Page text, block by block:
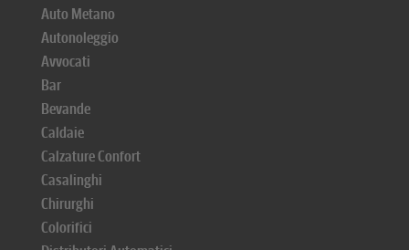
Auto Metano
Autonoleggio
Avvocati
Bar
Bevande
Caldaie
Calzature Confort
Casalinghi
Chirurghi
Colorifici